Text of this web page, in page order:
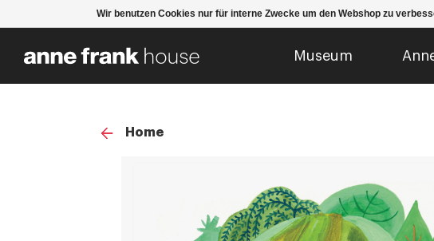
Museum
Home
Wir benutzen Cookies nur für interne Zwecke um den Webshop zu